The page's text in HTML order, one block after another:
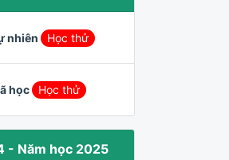
nhiên Học thử
học Học thử
- Năm học 2025